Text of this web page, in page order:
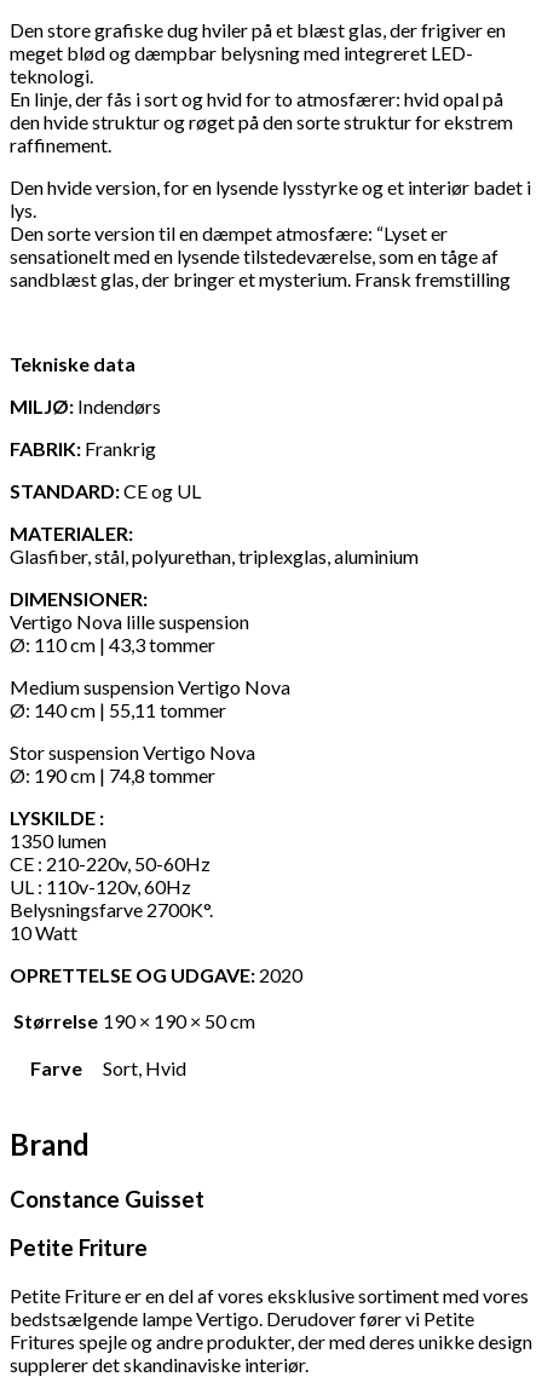
ophæng
large
-
sort
antal
Den store grafiske dug hviler på et blæst glas, der frigiver en
meget blød og dæmpbar belysning med integreret LED-
teknologi.
En linje, der fås i sort og hvid for to atmosfærer: hvid opal på
den hvide struktur og røget på den sorte struktur for ekstrem
raffinement.
Den hvide version, for en lysende lysstyrke og et interiør badet i
lys.
Den sorte version til en dæmpet atmosfære: “Lyset er
sensationelt med en lysende tilstedeværelse, som en tåge af
sandblæst glas, der bringer et mysterium. Fransk fremstilling
Tekniske data
MILJØ: Indendørs
FABRIK: Frankrig
STANDARD:CE og UL
MATERIALER:
Glasfiber, stål, polyurethan, triplexglas, aluminium
DIMENSIONER:
Vertigo Nova lille suspension
Ø: 110 cm | 43,3 tommer
Medium suspension Vertigo Nova
Ø: 140 cm | 55,11 tommer
Stor suspension Vertigo Nova
Ø: 190 cm | 74,8 tommer
LYSKILDE :
1350 lumen
CE : 210-220v, 50-60Hz
UL : 110v-120v, 60Hz
Belysningsfarve 2700K°.
10 Watt
OPRETTELSE OG UDGAVE: 2020
Størrelse 190 × 190 × 50 cm
Farve Sort, Hvid
Brand
Constance Guisset
Petite Friture
Petite Friture er en del af vores eksklusive sortiment med vores
bedstsælgende lampe Vertigo. Derudover fører vi Petite
Fritures spejle og andre produkter, der med deres unikke design
supplerer det skandinaviske interiør.